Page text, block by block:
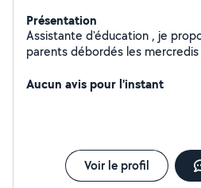
Présentation
Assistante d'éducation , je
parents débordés les
Aucun avis pour l'instant
Voir le profil